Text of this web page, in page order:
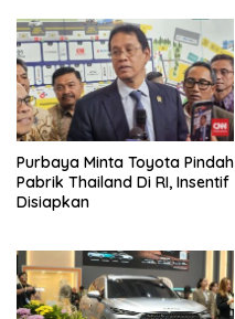
Purbaya Minta Toyota Pindah
Pabrik Thailand Di RI, Insentif
Disiapkan